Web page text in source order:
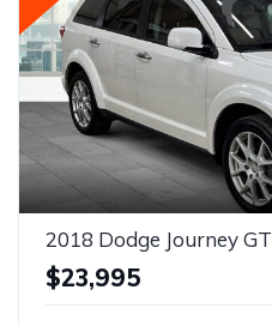
2018 Dodge Journey GT
$23,995